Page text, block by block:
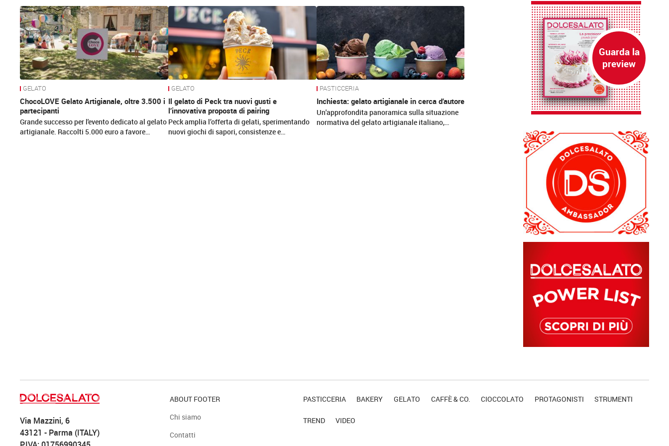
News
GELATO
ChocoLOVE Gelato Artigianale, oltre 3.500 i
partecipanti
Grande successo per l'evento dedicato al gelato
artigianale. Raccolti 5.000 euro a favore…
GELATO
Il gelato di Peck tra nuovi gusti e
l’innovativa proposta di pairing
Peck amplia l’offerta di gelati, sperimentando
nuovi giochi di sapori, consistenze e…
PASTICCERIA
Inchiesta: gelato artigianale in cerca d’autore
Un'approfondita panoramica sulla situazione
normativa del gelato artigianale italiano,…
Via Mazzini, 6
43121 - Parma (ITALY)
ABOUT FOOTER
Chi siamo
Contatti
PASTICCERIA BAKERY GELATO CAFFÈ & CO. CIOCCOLATO PROTAGONISTI STRUMENTI
TREND VIDEO